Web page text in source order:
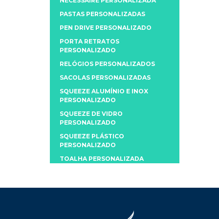
PASTAS PERSONALIZADAS
PEN DRIVE PERSONALIZADO
PORTA RETRATOS
PERSONALIZADO
RELÓGIOS PERSONALIZADOS
SACOLAS PERSONALIZADAS
SQUEEZE ALUMÍNIO E INOX
PERSONALIZADO
SQUEEZE DE VIDRO
PERSONALIZADO
SQUEEZE PLÁSTICO
PERSONALIZADO
TOALHA PERSONALIZADA